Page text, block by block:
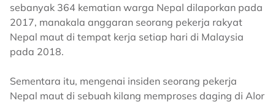
sebanyak 364 kematian warga Nepal dilaporkan pada
2017, manakala anggaran seorang pekerja rakyat
Nepal maut di tempat kerja setiap hari di Malaysia
pada 2018.
Sementara itu, mengenai insiden seorang pekerja
Nepal maut di sebuah kilang memproses daging di Alor